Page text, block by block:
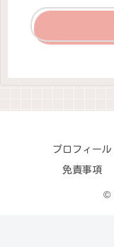
プロフィール
免責事項
©